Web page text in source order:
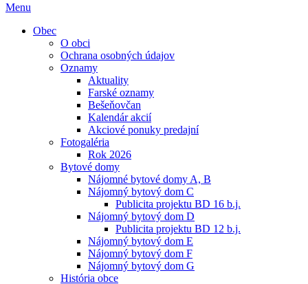
Menu
Obec
O obci
Ochrana osobných údajov
Oznamy
Aktuality
Farské oznamy
Bešeňovčan
Kalendár akcií
Akciové ponuky predajní
Fotogaléria
Rok 2026
Bytové domy
Nájomné bytové domy A, B
Nájomný bytový dom C
Publicita projektu BD 16 b.j.
Nájomný bytový dom D
Publicita projektu BD 12 b.j.
Nájomný bytový dom E
Nájomný bytový dom F
Nájomný bytový dom G
História obce